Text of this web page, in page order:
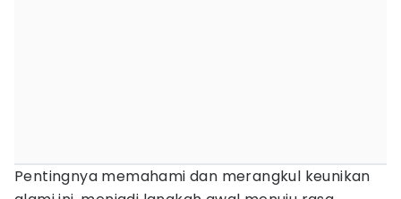
Pentingnya memahami dan merangkul keunikan